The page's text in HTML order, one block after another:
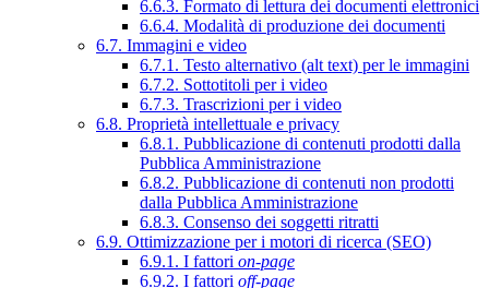
6.6.3. Formato di lettura dei documenti elettronici
6.6.4. Modalità di produzione dei documenti
6.7. Immagini e video
6.7.1. Testo alternativo (alt text) per le immagini
6.7.2. Sottotitoli per i video
6.7.3. Trascrizioni per i video
6.8. Proprietà intellettuale e privacy
6.8.1. Pubblicazione di contenuti prodotti dalla
Pubblica Amministrazione
6.8.2. Pubblicazione di contenuti non prodotti
dalla Pubblica Amministrazione
6.8.3. Consenso dei soggetti ritratti
6.9. Ottimizzazione per i motori di ricerca (SEO)
6.9.1. I fattori on-page
6.9.2. I fattori off-page